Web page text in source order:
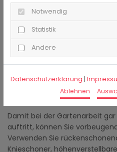
Sie sich auf den Rücken, auf
harte Unterlage, und lagern
einen Stuhl. Dadurch erfährt
Entlastung und die
entspannend wirkt Wärme.
Apotheke aufkleben, das über
wärmt und die Durchblutung
Damit bei der Gartenarbeit
auftritt, können Sie
Verwenden Sie
Knieschoner,
Notwendig
Statistik
Andere
Datenschutzerklärung |
Ablehnen